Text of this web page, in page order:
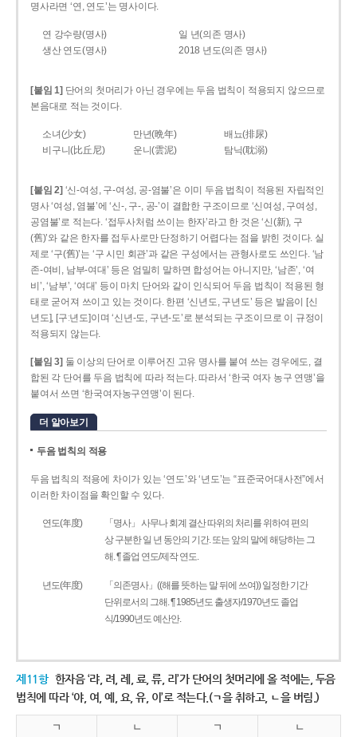
명사라면 ‘연, 연도’는 명사이다.
연 강수량(명사)
일 년(의존 명사)
생산 연도(명사)
2018 년도(의존 명사)
[붙임 1] 단어의 첫머리가 아닌 경우에는 두음 법칙이 적용되지 않으므로
본음대로 적는 것이다.
소녀(少女) 만년(晩年)
배뇨(排尿)
비구니(比丘尼)
운니(雲泥) 탐닉(耽溺)
[붙임 2] ‘신-여성, 구-여성, 공-염불’은 이미 두음 법칙이 적용된 자립적인
명사 ‘여성, 염불’에 ‘신-, 구-, 공-’이 결합한 구조이므로 ‘신여성, 구여성,
공염불’로 적는다. ‘접두사처럼 쓰이는 한자’라고 한 것은 ‘신(新), 구
(舊)’와 같은 한자를 접두사로만 단정하기 어렵다는 점을 밝힌 것이다. 실
제로 ‘구(舊)’는 ‘구 시민 회관’과 같은 구성에서는 관형사로도 쓰인다. ‘남
존­-여비, 남부-­여대’ 등은 엄밀히 말하면 합성어는 아니지만, ‘남존’, ‘여
비’, ‘남부’, ‘여대’ 등이 마치 단어와 같이 인식되어 두음 법칙이 적용된 형
태로 굳어져 쓰이고 있는 것이다. 한편 ‘신년도, 구년도’ 등은 발음이 [신
년도], [구ː년도]이며 ‘신년­-도, 구년-­도’로 분석되는 구조이므로 이 규정이
적용되지 않는다.
[붙임 3] 둘 이상의 단어로 이루어진 고유 명사를 붙여 쓰는 경우에도, 결
합된 각 단어를 두음 법칙에 따라 적는다. 따라서 ‘한국 여자 농구 연맹’을
붙여서 쓰면 ‘한국여자농구연맹’이 된다.
더 알아보기
두음 법칙의 적용
두음 법칙의 적용에 차이가 있는 ‘연도’와 ‘년도’는 “표준국어대사전”에서
이러한 차이점을 확인할 수 있다.
연도(年度)
「명사」 사무나 회계 결산 따위의 처리를 위하여 편의
상 구분한 일 년 동안의 기간. 또는 앞의 말에 해당하는 그
해. ¶ 졸업 연도/제작 연도.
년도(年度)
「의존명사」((해를 뜻하는 말 뒤에 쓰여)) 일정한 기간
단위로서의 그해. ¶ 1985년도 출생자/1970년도 졸업
식/1990년도 예산안.
제11항 한자음 ‘랴, 려, 례, 료, 류, 리’가 단어의 첫머리에 올 적에는, 두음
법칙에 따라 ‘야, 여, 예, 요, 유, 이’로 적는다.(ㄱ을 취하고, ㄴ을 버림.)
ㄱ ㄴ ㄱ ㄴ